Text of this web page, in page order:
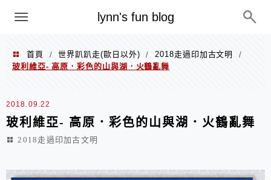
lynn's fun blog
menu
首頁 / 世界趴趴走(歐日以外) / 2018走過印加古文明
/
玻利維亞- 高原．彩色的山與湖．火鶴亂舞
2018.09.22
玻利維亞- 高原．彩色的山與湖．火鶴亂舞
2018走過印加古文明